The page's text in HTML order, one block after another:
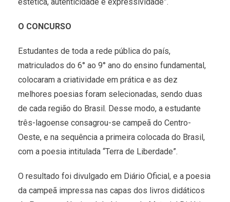
O CONCURSO
Estudantes de toda a rede pública do país,
matriculados do 6° ao 9° ano do ensino fundamental,
colocaram a criatividade em prática e as dez
melhores poesias foram selecionadas, sendo duas
de cada região do Brasil. Desse modo, a estudante
três-lagoense consagrou-se campeã do Centro-
Oeste, e na sequência a primeira colocada do Brasil,
com a poesia intitulada “Terra de Liberdade”.
O resultado foi divulgado em Diário Oficial, e a poesia
da campeã impressa nas capas dos livros didáticos